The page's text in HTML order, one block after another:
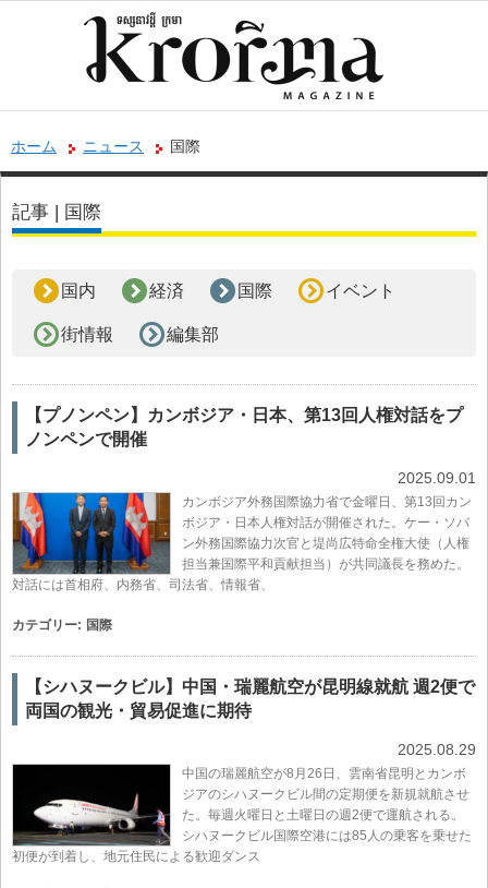
ホーム ニュース 国際
記事 | 国際
国内 経済 国際 イベント
街情報 編集部
【プノンペン】カンボジア・日本、第13回人権対話をプ
ノンペンで開催
2025.09.01
カンボジア外務国際協力省で金曜日、第13回カン
ボジア・日本人権対話が開催された。ケー・ソバ
ン外務国際協力次官と堤尚広特命全権大使（人権
担当兼国際平和貢献担当）が共同議長を務めた。
対話には首相府、内務省、司法省、情報省、
カテゴリー: 国際
【シハヌークビル】中国・瑞麗航空が昆明線就航 週2便で
両国の観光・貿易促進に期待
2025.08.29
中国の瑞麗航空が8月26日、雲南省昆明とカンボ
ジアのシハヌークビル間の定期便を新規就航させ
た。毎週火曜日と土曜日の週2便で運航される。
シハヌークビル国際空港には85人の乗客を乗せた
初便が到着し、地元住民による歓迎ダンス